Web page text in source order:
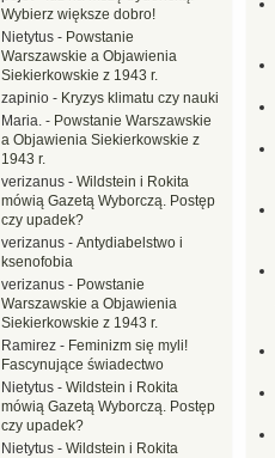
Wybierz większe dobro!
Nietytus - Powstanie
Warszawskie a Objawienia
Siekierkowskie z 1943 r.
zapinio - Kryzys klimatu czy nauki
Maria. - Powstanie Warszawskie
a Objawienia Siekierkowskie z
1943 r.
verizanus - Wildstein i Rokita
mówią Gazetą Wyborczą. Postęp
czy upadek?
verizanus - Antydiabelstwo i
ksenofobia
verizanus - Powstanie
Warszawskie a Objawienia
Siekierkowskie z 1943 r.
Ramirez - Feminizm się myli!
Fascynujące świadectwo
Nietytus - Wildstein i Rokita
mówią Gazetą Wyborczą. Postęp
czy upadek?
Nietytus - Wildstein i Rokita